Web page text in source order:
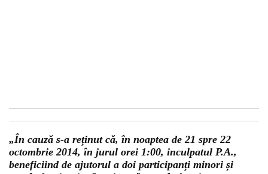
„În cauză s-a reținut că, în noaptea de 21 spre 22
octombrie 2014, în jurul orei 1:00, inculpatul P.A.,
beneficiind de ajutorul a doi participanți minori și